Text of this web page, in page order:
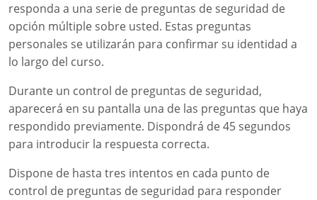
responda a una serie de preguntas de seguridad de
opción múltiple sobre usted. Estas preguntas
personales se utilizarán para confirmar su identidad a
lo largo del curso.
Durante un control de preguntas de seguridad,
aparecerá en su pantalla una de las preguntas que haya
respondido previamente. Dispondrá de 45 segundos
para introducir la respuesta correcta.
Dispone de hasta tres intentos en cada punto de
control de preguntas de seguridad para responder